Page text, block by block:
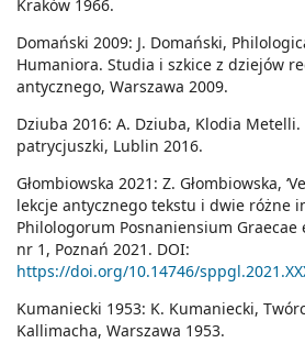
Kraków 1966.
Domański 2009: J. Domański,
Humaniora. Studia i szkice z dziejów
antycznego, Warszawa 2009.
Dziuba 2016: A. Dziuba, Klodia
patrycjuszki, Lublin 2016.
Głombiowska 2021: Z. Głombiowska,
lekcje antycznego tekstu i dwie różne
Philologorum Posnaniensium Graecae
nr 1, Poznań 2021. DOI:
https://doi.org/10.14746/
Kumaniecki 1953: K. Kumaniecki,
Kallimacha, Warszawa 1953.